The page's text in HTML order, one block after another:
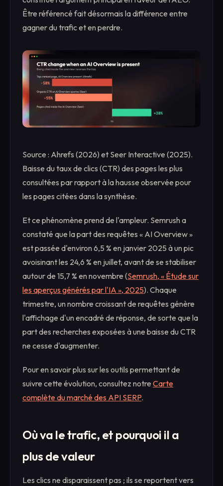
Être référencé fait désormais la différence entre
gagner du trafic et en perdre.
Source : Ahrefs (2026) et Seer Interactive (2025).
Baisse du taux de clics (CTR) des pages les plus
consultées par rapport à la hausse observée pour
les pages citées dans la synthèse.
Et ce phénomène prend de l'ampleur. Semrush a
constaté que la part des requêtes « AI Overview »
est passée d'environ 6,5 % en janvier 2025 à un pic
avoisinant les 24,6 % en juillet, avant de se stabiliser
autour de 15,7 % en novembre (Semrush, « Étude sur
les aperçus générés par l'IA », 2025). Chaque
trimestre, un nombre croissant de requêtes génère
l'affichage d'un encadré de réponse, de sorte que la
part des recherches exposées à une baisse du CTR
ne cesse d'augmenter.
Pour en savoir plus sur les outils permettant de
suivre cette évolution, consultez notre Carte
complète du marché des API SERP.
Où va le trafic, et pourquoi il a
plus de valeur
Les clics ne disparaissent pas ; ils se reportent vers